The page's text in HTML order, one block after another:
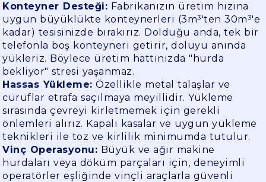
Konteyner Desteği: Fabrikanızın üretim hızına
uygun büyüklükte konteynerleri (3m³'ten 30m³'e
kadar) tesisinizde bırakırız. Dolduğu anda, tek bir
telefonla boş konteyneri getirir, doluyu anında
yükleriz. Böylece üretim hattınızda "hurda
bekliyor" stresi yaşanmaz.
Hassas Yükleme: Özellikle metal talaşlar ve
cüruflar etrafa saçılmaya meyillidir. Yükleme
sırasında çevreyi kirletmemek için gerekli
önlemleri alırız. Kapalı kasalar ve uygun yükleme
teknikleri ile toz ve kirlilik minimumda tutulur.
Vinç Operasyonu: Büyük ve ağır makine
hurdaları veya döküm parçaları için, deneyimli
operatörler eşliğinde vinçli araçlarla güvenli